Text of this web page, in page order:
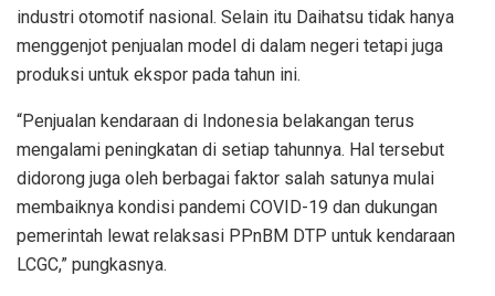
industri otomotif nasional. Selain itu Daihatsu tidak hanya
menggenjot penjualan model di dalam negeri tetapi juga
produksi untuk ekspor pada tahun ini.
“Penjualan kendaraan di Indonesia belakangan terus
mengalami peningkatan di setiap tahunnya. Hal tersebut
didorong juga oleh berbagai faktor salah satunya mulai
membaiknya kondisi pandemi COVID-19 dan dukungan
pemerintah lewat relaksasi PPnBM DTP untuk kendaraan
LCGC,” pungkasnya.